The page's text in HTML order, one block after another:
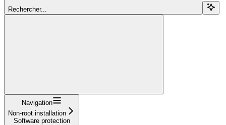
Rechercher...
Navigation
Non-root installation
Software protection